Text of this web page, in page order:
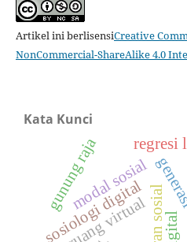
Artikel ini berlisensiCreative
NonCommercial-ShareAlike 4.0
Kata Kunci
ruang virtual
regresi
sosiologi digital
modal sosial
gunung raja